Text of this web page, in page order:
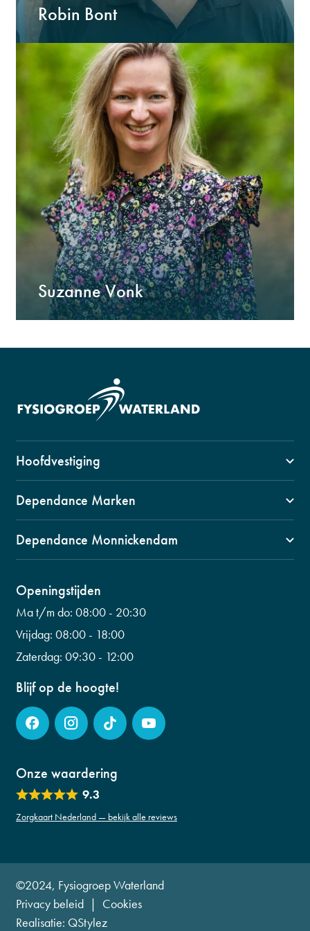
Robin Bont
Suzanne Vonk
Hoofdvestiging
Swaensborch 11c
0299 653 499
info@fysiogroepwaterland.nl
Dependance Marken
Kerkbuurt 90
info@fysiogroepwaterland.nl
Dependance Monnickendam
Wilhelminalaan 56
0299 223 798
info@fysiogroepwaterland.nl
Openingstijden
Ma t/m do: 08:00 - 20:30
Vrijdag: 08:00 - 18:00
Zaterdag: 09:30 - 12:00
Blijf op de hoogte!
Onze waardering
9.3
Zorgkaart Nederland — bekijk alle reviews
©2024, Fysiogroep Waterland
Privacy beleid | Cookies
Realisatie: QStylez